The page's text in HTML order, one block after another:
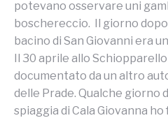
potevano osservare uni
boschereccio. Il giorno
bacino di San Giovanni era
Il 30 aprile allo
documentato da un altro
delle Prade. Qualche giorno
spiaggia di Cala Giovanna